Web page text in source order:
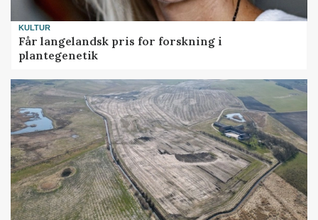
KULTUR
Får langelandsk pris for forskning i
plantegenetik